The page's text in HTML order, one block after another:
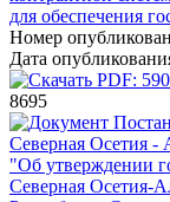
для обеспечения
Номер
Дата
PDF:
8695
Северная Осетия -
"Об утверждении
Северная Осетия-